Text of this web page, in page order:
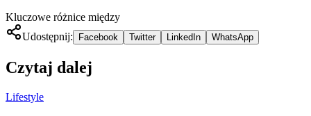
Kluczowe różnice między
Udostępnij:
Facebook Twitter LinkedIn WhatsApp
Czytaj dalej
Lifestyle